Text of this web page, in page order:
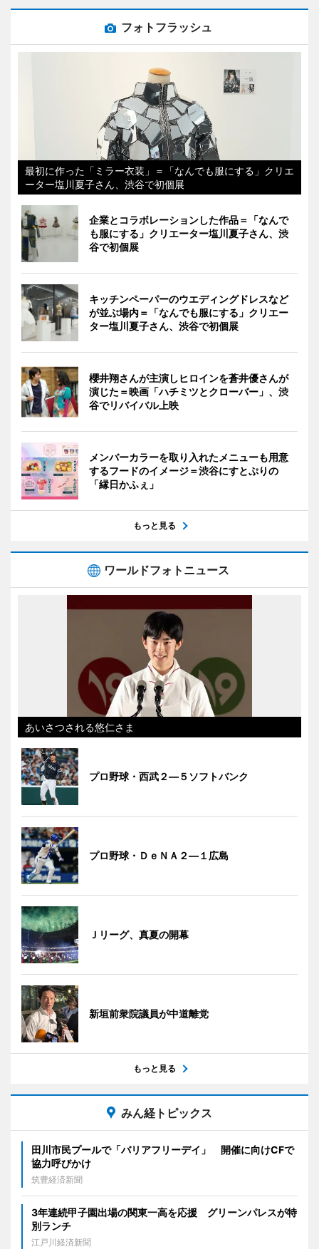
フォトフラッシュ
最初に作った「ミラー衣装」＝「なんでも服にする」クリエ
ーター塩川夏子さん、渋谷で初個展
企業とコラボレーションした作品＝「なんで
も服にする」クリエーター塩川夏子さん、渋
谷で初個展
キッチンペーパーのウエディングドレスなど
が並ぶ場内＝「なんでも服にする」クリエー
ター塩川夏子さん、渋谷で初個展
櫻井翔さんが主演しヒロインを蒼井優さんが
演じた＝映画「ハチミツとクローバー」、渋
谷でリバイバル上映
メンバーカラーを取り入れたメニューも用意
するフードのイメージ＝渋谷にすとぷりの
「縁日かふぇ」
もっと見る
ワールドフォトニュース
あいさつされる悠仁さま
プロ野球・西武２―５ソフトバンク
プロ野球・ＤｅＮＡ２―１広島
Ｊリーグ、真夏の開幕
新垣前衆院議員が中道離党
もっと見る
みん経トピックス
田川市民プールで「バリアフリーデイ」 開催に向けCFで
協力呼びかけ
筑豊経済新聞
3年連続甲子園出場の関東一高を応援 グリーンパレスが特
別ランチ
江戸川経済新聞